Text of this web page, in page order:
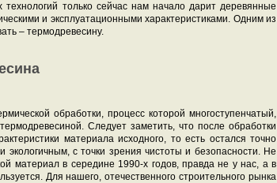
только сейчас нам начало дарит деревянные
и эксплуатационными характеристиками. Одним из
– термодревесину.
обработки, процесс которой многоступенчатый,
Следует заметить, что после обработки
материала исходного, то есть остался точно
с точки зрения чистоты и безопасности. Не
материал в середине 1990-х годов, правда не у нас, а в
Для нашего, отечественного строительного рынка